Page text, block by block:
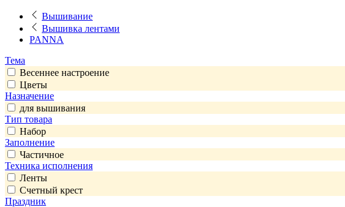
Вышивание
Вышивка лентами
PANNA
Тема
Весеннее настроение
Цветы
Назначение
для вышивания
Тип товара
Набор
Заполнение
Частичное
Техника исполнения
Ленты
Счетный крест
Праздник